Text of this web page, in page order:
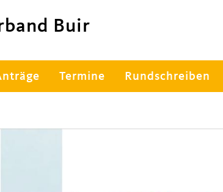
Buir
Termine Rundschreiben